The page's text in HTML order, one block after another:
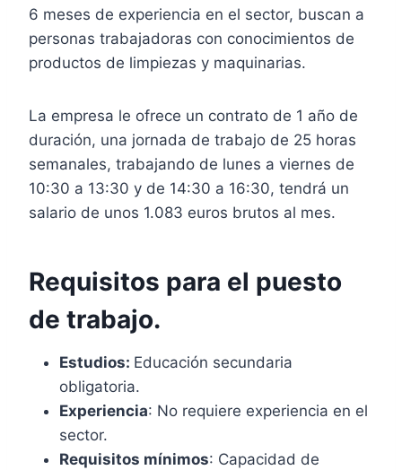
6 meses de experiencia en el sector, buscan a
personas trabajadoras con conocimientos de
productos de limpiezas y maquinarias.
La empresa le ofrece un contrato de 1 año de
duración, una jornada de trabajo de 25 horas
semanales, trabajando de lunes a viernes de
10:30 a 13:30 y de 14:30 a 16:30, tendrá un
salario de unos 1.083 euros brutos al mes.
Requisitos para el puesto
de trabajo.
Estudios: Educación secundaria
obligatoria.
Experiencia: No requiere experiencia en el
sector.
Requisitos mínimos: Capacidad de